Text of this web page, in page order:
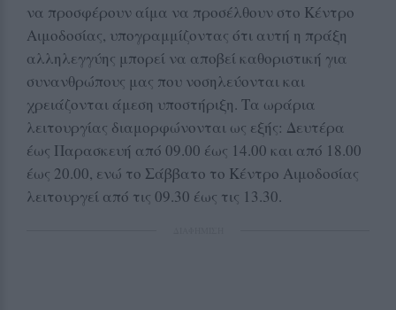
να προσφέρουν αίμα να προσέλθουν στο Κέντρο
Αιμοδοσίας, υπογραμμίζοντας ότι αυτή η πράξη
αλληλεγγύης μπορεί να αποβεί καθοριστική για
συνανθρώπους μας που νοσηλεύονται και
χρειάζονται άμεση υποστήριξη. Τα ωράρια
λειτουργίας διαμορφώνονται ως εξής: Δευτέρα
έως Παρασκευή από 09.00 έως 14.00 και από 18.00
έως 20.00, ενώ το Σάββατο το Κέντρο Αιμοδοσίας
λειτουργεί από τις 09.30 έως τις 13.30.